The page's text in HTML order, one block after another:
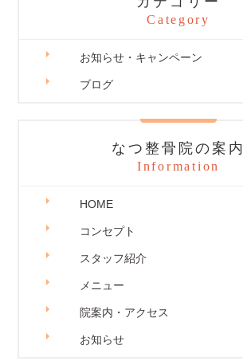
Category
お知らせ・キャンペーン
ブログ
なつ整骨院の案内
Information
HOME
コンセプト
スタッフ紹介
メニュー
院案内・アクセス
お知らせ